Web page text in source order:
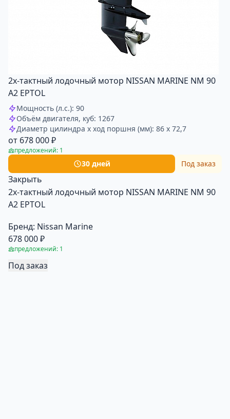
2х-тактный лодочный мотор NISSAN MARINE NM 90
A2 EPTOL
Мощность (л.с.): 90
Объём двигателя, куб: 1267
Диаметр цилиндра x ход поршня (мм): 86 x 72,7
от 678 000 ₽
предложений: 1
30 дней Под заказ
Закрыть
2х-тактный лодочный мотор NISSAN MARINE NM 90
A2 EPTOL
Бренд: Nissan Marine
678 000 ₽
предложений: 1
Под заказ